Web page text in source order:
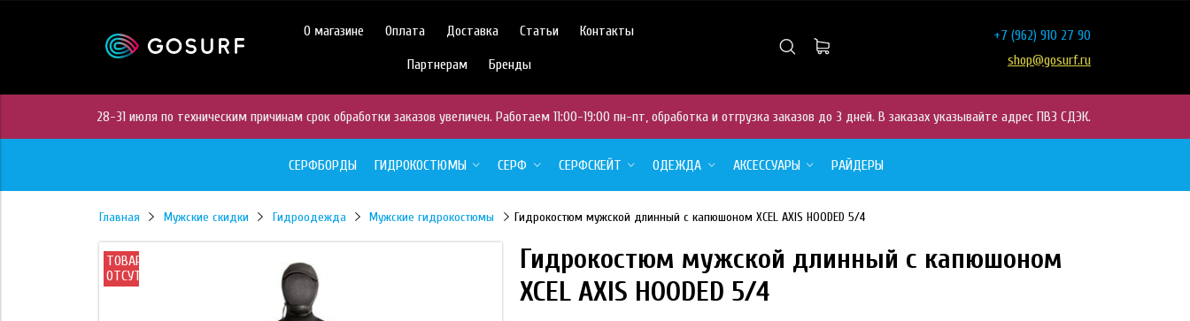
О магазине Оплата Доставка Статьи Контакты
Партнерам Бренды
+7 (962) 910 27 90
shop@gosurf.ru
28-31 июля по техническим причинам срок обработки заказов увеличен. Работаем 11:00-19:00 пн-пт, обработка и отгрузка заказов до 3 дней. В заказах указывайте адрес ПВЗ СДЭК.
СЕРФБОРДЫ ГИДРОКОСТЮМЫ СЕРФ СЕРФСКЕЙТ ОДЕЖДА АКСЕССУАРЫ РАЙДЕРЫ
Главная Мужские скидки Гидроодежда Мужские гидрокостюмы Гидрокостюм мужской длинный с капюшоном XCEL AXIS HOODED 5/4
ТОВАР
ОТСУТСТВУЕТ
Гидрокостюм мужской длинный с капюшоном
XCEL AXIS HOODED 5/4